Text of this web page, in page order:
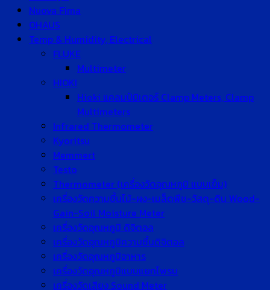
Nuova Fima
OHAUS
Temp & Humidity, Electrical
FLUKE
Multimeter
HIOKI
Hioki แคลมป์มิเตอร์ Clamp Meters, Clamp
Multimeters
Infrared Thermometer
Kyoritsu
Memmert
Testo
Thermometer (เครื่องวัดอุณหภูมิ แบบเข็ม)
เครื่องวัดความชื้นไม้-ผง-เมล็ดพืช-วัสดุ-ดิน Wood-
Gain-Soil Moisture Meter
เครื่องวัดอุณหภูมิ ดิจิตอล
เครื่องวัดอุณหภูมิความชื้นดิจิตอล
เครื่องวัดอุณหภูมิอาหาร
เครื่องวัดอุณหภูมิแบบแยกโพรบ
เครื่องวัดเสียง Sound Meter